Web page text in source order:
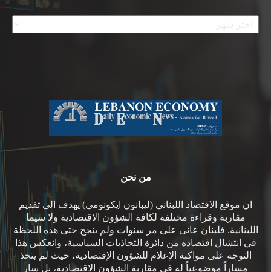
الأرشيف
من نحن
ان موقع الاقتصاد اللبناني (ليبانون ايكونومي) يهدف الى تقديم
مقاربة وقراءة مختلفة لكافة الشؤون الاقتصادية ولا سيما
اللبنانية. فلبنان عانى على مر سنوات ولم ينجح حتى هذه اللحظة
في انتشال اقتصاده من دائرة التجاذبات السياسية، وانعكس هذا
التوجه على مواكبة الإعلام للشؤون الإقتصادية، حيث لم يتخذ
مساراً موضوعياً له في مقاربة الشؤون الاقتصادية، بل سار